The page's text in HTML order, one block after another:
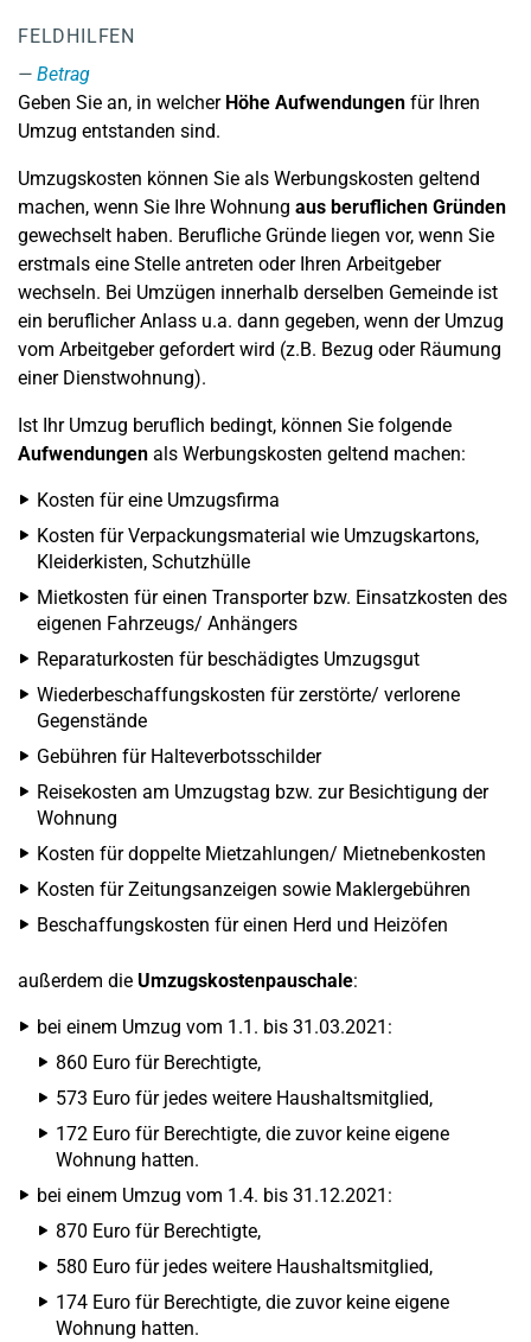
FELDHILFEN
Betrag
Geben Sie an, in welcher Höhe Aufwendungen für Ihren
Umzug entstanden sind.
Umzugskosten können Sie als Werbungskosten geltend
machen, wenn Sie Ihre Wohnung aus beruflichen Gründen
gewechselt haben. Berufliche Gründe liegen vor, wenn Sie
erstmals eine Stelle antreten oder Ihren Arbeitgeber
wechseln. Bei Umzügen innerhalb derselben Gemeinde ist
ein beruflicher Anlass u.a. dann gegeben, wenn der Umzug
vom Arbeitgeber gefordert wird (z.B. Bezug oder Räumung
einer Dienstwohnung).
Ist Ihr Umzug beruflich bedingt, können Sie folgende
Aufwendungen als Werbungskosten geltend machen:
Kosten für eine Umzugsfirma
Kosten für Verpackungsmaterial wie Umzugskartons,
Kleiderkisten, Schutzhülle
Mietkosten für einen Transporter bzw. Einsatzkosten des
eigenen Fahrzeugs/ Anhängers
Reparaturkosten für beschädigtes Umzugsgut
Wiederbeschaffungskosten für zerstörte/ verlorene
Gegenstände
Gebühren für Halteverbotsschilder
Reisekosten am Umzugstag bzw. zur Besichtigung der
Wohnung
Kosten für doppelte Mietzahlungen/ Mietnebenkosten
Kosten für Zeitungsanzeigen sowie Maklergebühren
Beschaffungskosten für einen Herd und Heizöfen
außerdem die Umzugskostenpauschale:
bei einem Umzug vom 1.1. bis 31.03.2021:
860 Euro für Berechtigte,
573 Euro für jedes weitere Haushaltsmitglied,
172 Euro für Berechtigte, die zuvor keine eigene
Wohnung hatten.
bei einem Umzug vom 1.4. bis 31.12.2021:
870 Euro für Berechtigte,
580 Euro für jedes weitere Haushaltsmitglied,
174 Euro für Berechtigte, die zuvor keine eigene
Wohnung hatten.